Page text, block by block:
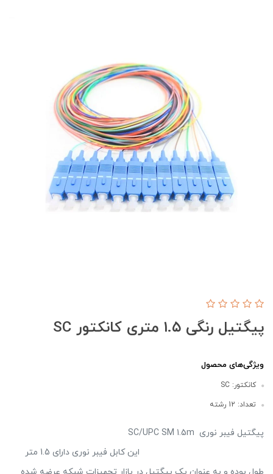
پیگتیل رنگی 1.۵ متری کانکتور SC
ویژگی‌های محصول
کانکتور: SC
تعداد: 12 رشته
این کابل فیبر نوری دارای 1.5 متر